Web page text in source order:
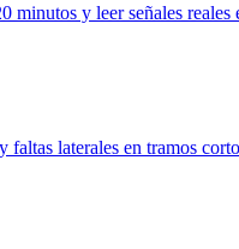
y leer señales reales
laterales en tramos